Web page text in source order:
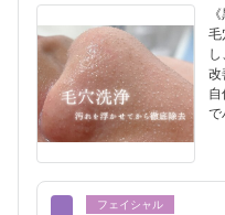
毛
改
で
フェイシャル